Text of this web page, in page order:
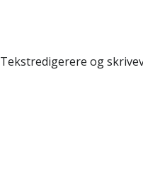
Tekstredigerere og